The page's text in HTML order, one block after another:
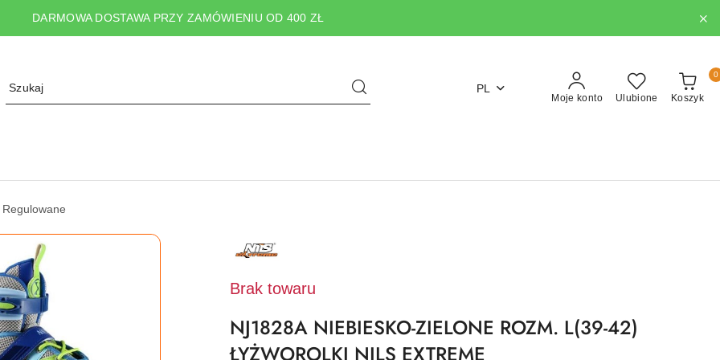
DARMOWA DOSTAWA PRZY ZAMÓWIENIU OD 400 ZŁ
PL
Moje konto Ulubione Koszyk
0
PRODUCENTA:
NILS
Brak towaru
NJ1828A NIEBIESKO-ZIELONE ROZM. L(39-42)
ŁYŻWOROLKI NILS EXTREME